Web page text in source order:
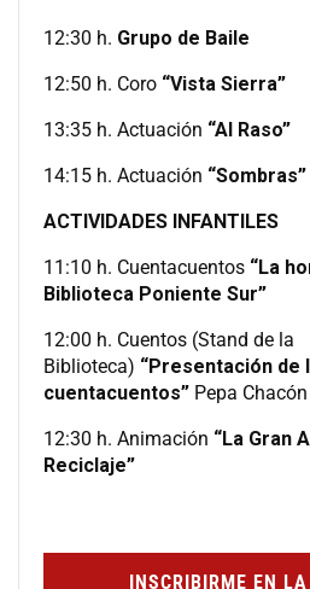
12:30 h. Grupo de Baile
12:50 h. Coro “Vista Sierra”
13:35 h. Actuación “Al Raso”
14:15 h. Actuación “Sombras”
ACTIVIDADES INFANTILES
11:10 h. Cuentacuentos “La
Biblioteca Poniente Sur”
12:00 h. Cuentos (Stand de la
Biblioteca) “Presentación de
cuentacuentos” Pepa
12:30 h. Animación “La Gran
Reciclaje”
INSCRIBIRME EN